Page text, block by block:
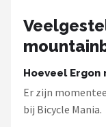
Elektrische
Shop
POPULAIRE
Hoeveel Ergon
Er zijn
bij Bicycle Mania.